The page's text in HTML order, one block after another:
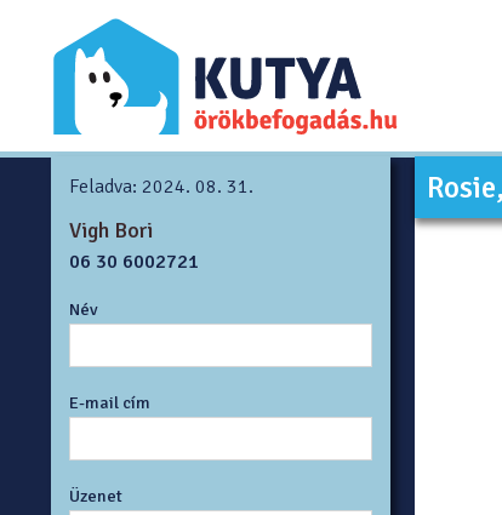
Feladva: 2024. 08. 31.
Vigh Bori
06 30 6002721
Név
E-mail cím
Üzenet